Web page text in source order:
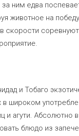
ним едва
животное на
скорости
и Тобаго
в широком
и агути. Абсолютно
блюдо из